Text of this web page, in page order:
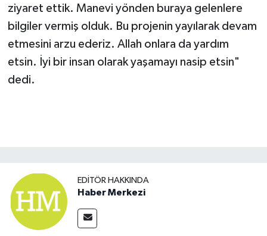
ziyaret ettik. Manevi yönden buraya gelenlere
bilgiler vermiş olduk. Bu projenin yayılarak devam
etmesini arzu ederiz. Allah onlara da yardım
etsin. İyi bir insan olarak yaşamayı nasip etsin"
dedi.
EDITÖR HAKKINDA
Haber Merkezi